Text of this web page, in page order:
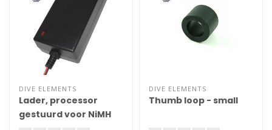
DIVE ELEMENTS
Lader, processor
gestuurd voor NiMH
DIVE ELEMENTS
Thumb loop - small